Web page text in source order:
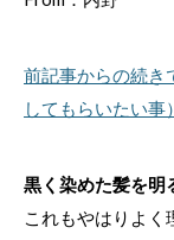
前記事からの続き
してもらいたい事）
黒く染めた髪を明
これもやはりよく